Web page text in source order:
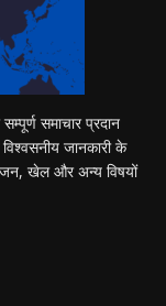
समाचार प्रदान
जानकारी के
खेल और अन्य विषयों